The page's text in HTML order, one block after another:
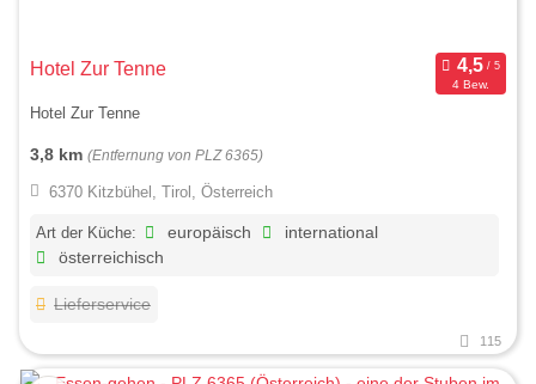
Hotel Zur Tenne
4 Bew.
Hotel Zur Tenne
3,8 km (Entfernung von PLZ 6365)
6370 Kitzbühel, Tirol, Österreich
Art der Küche: europäisch
international
österreichisch
Lieferservice
115